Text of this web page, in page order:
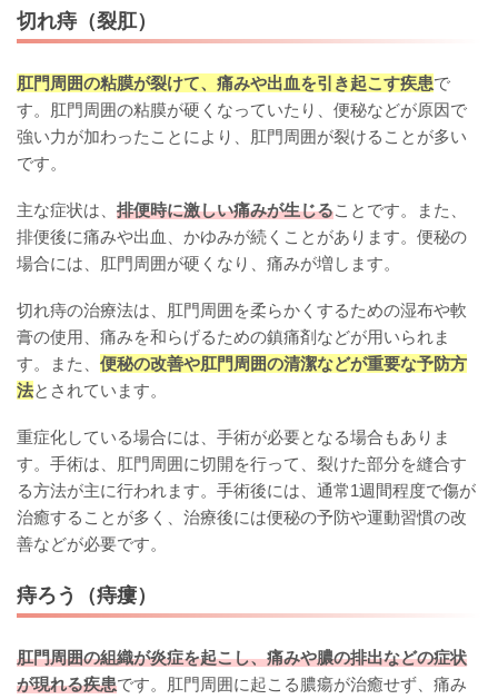
切れ痔（裂肛）
肛門周囲の粘膜が裂けて、痛みや出血を引き起こす疾患で
す。肛門周囲の粘膜が硬くなっていたり、便秘などが原因で
強い力が加わったことにより、肛門周囲が裂けることが多い
です。
主な症状は、 排便時に激しい痛みが生じることです。また、
排便後に痛みや出血、かゆみが続くことがあります。便秘の
場合には、肛門周囲が硬くなり、痛みが増します。
切れ痔の治療法は、肛門周囲を柔らかくするための湿布や軟
膏の使用、痛みを和らげるための鎮痛剤などが用いられま
す。また、 便秘の改善や肛門周囲の清潔などが重要な予防方
法とされています。
重症化している場合には、手術が必要となる場合もありま
す。手術は、肛門周囲に切開を行って、裂けた部分を縫合す
る方法が主に行われます。手術後には、通常1週間程度で傷が
治癒することが多く、治療後には便秘の予防や運動習慣の改
善などが必要です。
痔ろう（痔瘻）
肛門周囲の組織が炎症を起こし、痛みや膿の排出などの症状
が現れる疾患です。肛門周囲に起こる膿瘍が治癒せず、痛み